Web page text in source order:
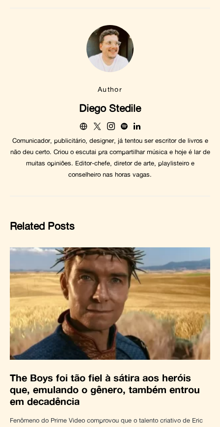
Author
Diego Stedile
Comunicador, publicitário, designer, já tentou ser escritor de livros e
não deu certo. Criou o escutai pra compartilhar música e hoje é lar de
muitas opiniões. Editor-chefe, diretor de arte, playlisteiro e
conselheiro nas horas vagas.
Related Posts
The Boys foi tão fiel à sátira aos heróis
que, emulando o gênero, também entrou
em decadência
Fenômeno do Prime Video comprovou que o talento criativo de Eric